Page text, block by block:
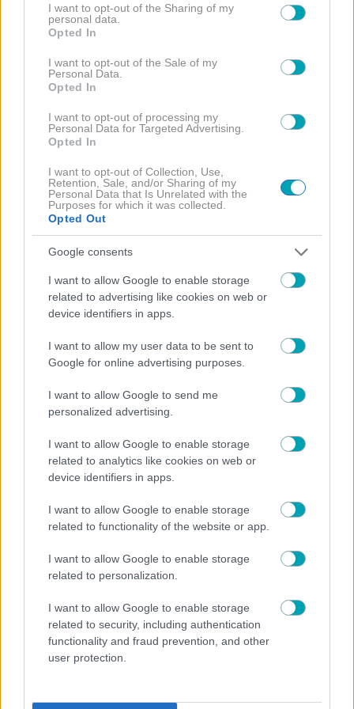
not limited to your visit or usage behaviour. You may click to
grant or deny consent to Google and its third-party tags to
use your data for below specified purposes in below Google
consent section.
I want to opt-out of the Sharing of my
personal data.
Opted In
I want to opt-out of the Sale of my
Personal Data.
Opted In
I want to opt-out of processing my
Personal Data for Targeted Advertising.
Opted In
I want to opt-out of Collection, Use,
Retention, Sale, and/or Sharing of my
Personal Data that Is Unrelated with the
Purposes for which it was collected.
Opted Out
Google consents
I want to allow Google to enable storage
related to advertising like cookies on web or
device identifiers in apps.
I want to allow my user data to be sent to
Google for online advertising purposes.
I want to allow Google to send me
personalized advertising.
I want to allow Google to enable storage
related to analytics like cookies on web or
device identifiers in apps.
I want to allow Google to enable storage
related to functionality of the website or app.
I want to allow Google to enable storage
related to personalization.
I want to allow Google to enable storage
related to security, including authentication
functionality and fraud prevention, and other
user protection.
ΔΙΑΒΑΣΤΕ
ΠΕΡΙΣΣΟΤΕΡΑ
HOLLYWOOD
Η Κάια Γκέρμπερ απαντά για τις συγκρίσεις με τη
Σίντι Κρόφορντ: «Μακάρι να μοιάζω τόσο πολύ με
τη μητέρα μου»!
HOLLYWOOD
Η Έμα Χέμινγκ αποκαλύπτει για τον σύζυγό της,
Μπρους Γουίλις: «Επικοινωνούμε με αγκαλιές και
βλέμματα»!